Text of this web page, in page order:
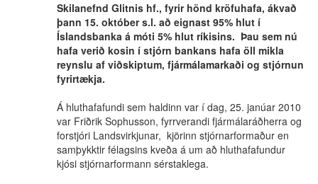
Skilanefnd Glitnis hf., fyrir hönd kröfuhafa, ákvað
þann 15. október s.l. að eignast 95% hlut í
Íslandsbanka á móti 5% hlut ríkisins. Þau sem nú
hafa verið kosin í stjórn bankans hafa öll mikla
reynslu af viðskiptum, fjármálamarkaði og stjórnun
fyrirtækja.
Á hluthafafundi sem haldinn var í dag, 25. janúar 2010
var Friðrik Sophusson, fyrrverandi fjármálaráðherra og
forstjóri Landsvirkjunar, kjörinn stjórnarformaður en
samþykktir félagsins kveða á um að hluthafafundur
kjósi stjórnarformann sérstaklega.